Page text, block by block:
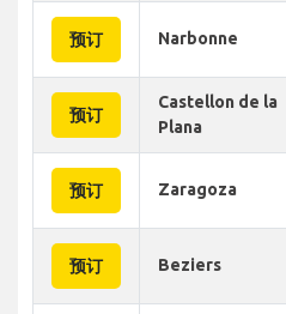
预订 Narbonne
预订
Castellon de la
Plana
预订 Zaragoza
预订 Beziers